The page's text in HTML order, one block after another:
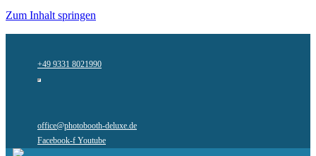
Zum Inhalt springen
+49 9331 8021990
office@photobooth-deluxe.de
Facebook-f Youtube